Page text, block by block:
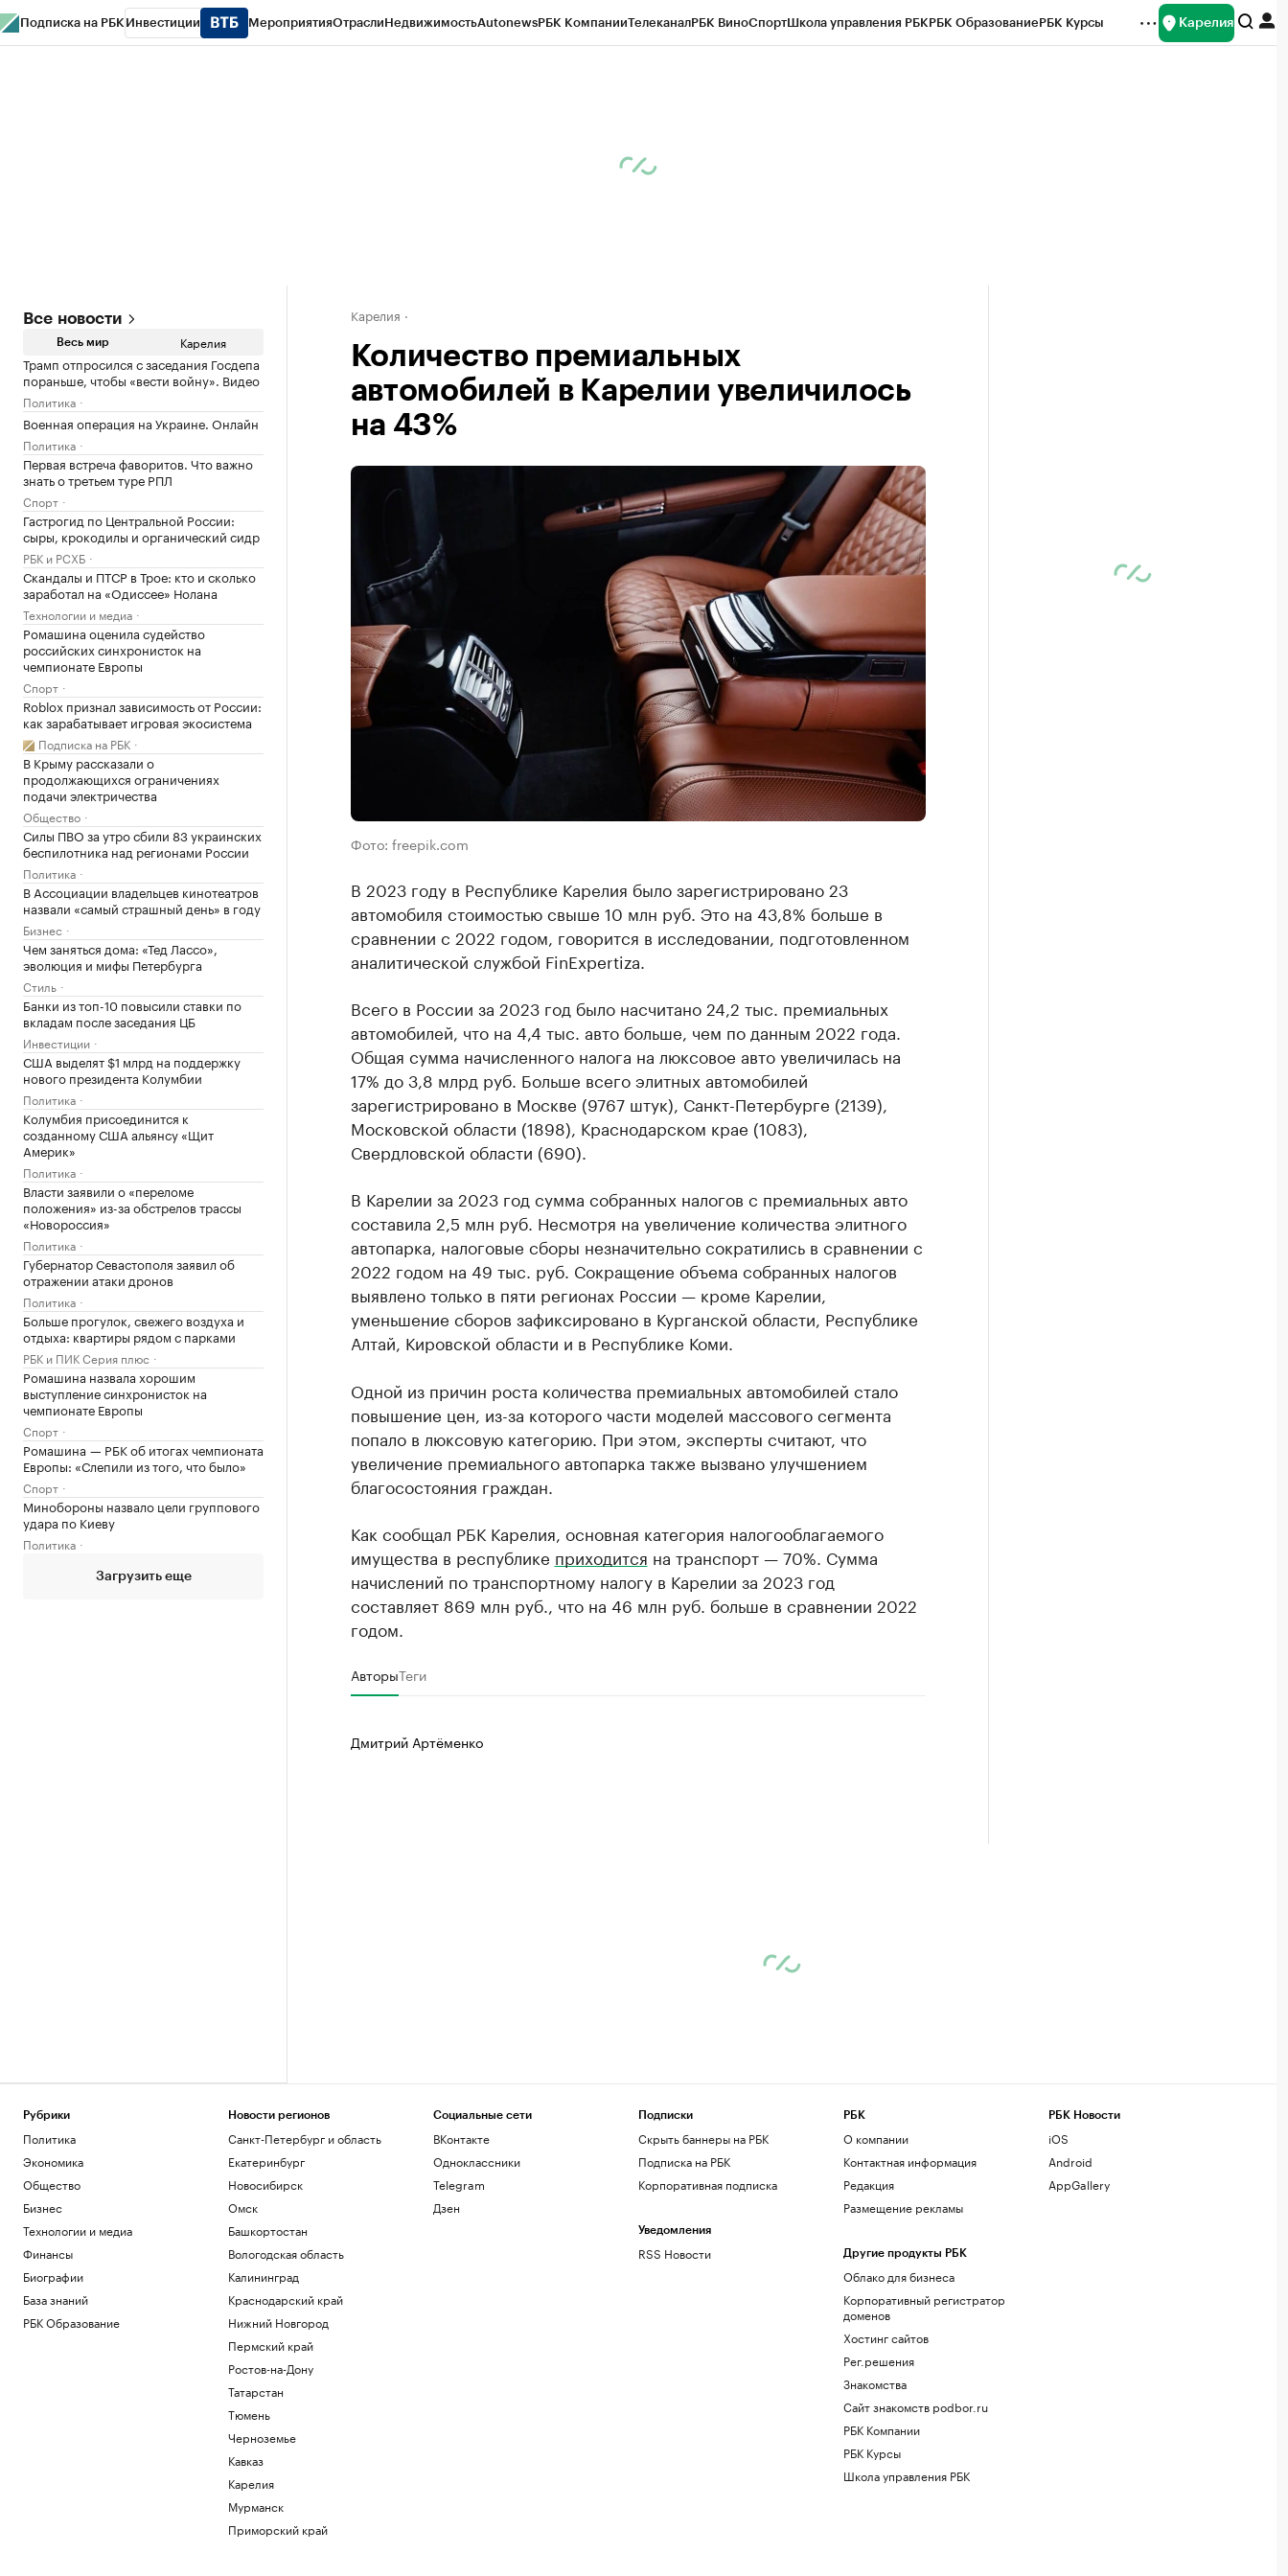
Подписка на РБК Инвестиции МероприятияОтраслиНедвижимостьAutonewsРБК КомпанииТелеканалРБК ВиноСпортШкола управления РБКРБК ОбразованиеРБК Курсы Карелия
Все новости
Весь мир Карелия
Трамп отпросился с заседания Госдепа
пораньше, чтобы «вести войну». Видео
Политика
Военная операция на Украине. Онлайн
Политика
Первая встреча фаворитов. Что важно
знать о третьем туре РПЛ
Спорт
Гастрогид по Центральной России:
сыры, крокодилы и органический сидр
РБК и РСХБ
Скандалы и ПТСР в Трое: кто и сколько
заработал на «Одиссее» Нолана
Технологии и медиа
Ромашина оценила судейство
российских синхронисток на
чемпионате Европы
Спорт
Roblox признал зависимость от России:
как зарабатывает игровая экосистема
Подписка на РБК
В Крыму рассказали о
продолжающихся ограничениях
подачи электричества
Общество
Силы ПВО за утро сбили 83 украинских
беспилотника над регионами России
Политика
В Ассоциации владельцев кинотеатров
назвали «самый страшный день» в году
Бизнес
Чем заняться дома: «Тед Лассо»,
эволюция и мифы Петербурга
Стиль
Банки из топ-10 повысили ставки по
вкладам после заседания ЦБ
Инвестиции
США выделят $1 млрд на поддержку
нового президента Колумбии
Политика
Колумбия присоединится к
созданному США альянсу «Щит
Америк»
Политика
Власти заявили о «переломе
положения» из-за обстрелов трассы
«Новороссия»
Политика
Губернатор Севастополя заявил об
отражении атаки дронов
Политика
Больше прогулок, свежего воздуха и
отдыха: квартиры рядом с парками
РБК и ПИК Серия плюс
Ромашина назвала хорошим
выступление синхронисток на
чемпионате Европы
Спорт
Ромашина — РБК об итогах чемпионата
Европы: «Слепили из того, что было»
Спорт
Минобороны назвало цели группового
удара по Киеву
Политика
Загрузить еще
Карелия
Количество премиальных
автомобилей в Карелии увеличилось
на 43%
Фото: freepik.com
В 2023 году в Республике Карелия было зарегистрировано 23
автомобиля стоимостью свыше 10 млн руб. Это на 43,8% больше в
сравнении с 2022 годом, говорится в исследовании, подготовленном
аналитической службой FinExpertiza.
Всего в России за 2023 год было насчитано 24,2 тыс. премиальных
автомобилей, что на 4,4 тыс. авто больше, чем по данным 2022 года.
Общая сумма начисленного налога на люксовое авто увеличилась на
17% до 3,8 млрд руб. Больше всего элитных автомобилей
зарегистрировано в Москве (9767 штук), Санкт-Петербурге (2139),
Московской области (1898), Краснодарском крае (1083),
Свердловской области (690).
В Карелии за 2023 год сумма собранных налогов с премиальных авто
составила 2,5 млн руб. Несмотря на увеличение количества элитного
автопарка, налоговые сборы незначительно сократились в сравнении с
2022 годом на 49 тыс. руб. Сокращение объема собранных налогов
выявлено только в пяти регионах России — кроме Карелии,
уменьшение сборов зафиксировано в Курганской области, Республике
Алтай, Кировской области и в Республике Коми.
Одной из причин роста количества премиальных автомобилей стало
повышение цен, из-за которого части моделей массового сегмента
попало в люксовую категорию. При этом, эксперты считают, что
увеличение премиального автопарка также вызвано улучшением
благосостояния граждан.
Как сообщал РБК Карелия, основная категория налогооблагаемого
имущества в республике приходится на транспорт — 70%. Сумма
начислений по транспортному налогу в Карелии за 2023 год
составляет 869 млн руб., что на 46 млн руб. больше в сравнении 2022
годом.
АвторыТеги
Дмитрий Артёменко
Рубрики
Политика
Экономика
Общество
Бизнес
Технологии и медиа
Финансы
Биографии
База знаний
РБК Образование
Новости регионов
Санкт-Петербург и область
Екатеринбург
Новосибирск
Омск
Башкортостан
Вологодская область
Калининград
Краснодарский край
Нижний Новгород
Пермский край
Ростов-на-Дону
Татарстан
Тюмень
Черноземье
Кавказ
Карелия
Мурманск
Приморский край
Социальные сети
ВКонтакте
Одноклассники
Telegram
Дзен
Подписки
Скрыть баннеры на РБК
Подписка на РБК
Корпоративная подписка
Уведомления
RSS Новости
РБК
О компании
Контактная информация
Редакция
Размещение рекламы
Другие продукты РБК
Облако для бизнеса
Корпоративный регистратор
доменов
Хостинг сайтов
Рег.решения
Знакомства
Сайт знакомств podbor.ru
РБК Компании
РБК Курсы
Школа управления РБК
РБК Новости
iOS
Android
AppGallery